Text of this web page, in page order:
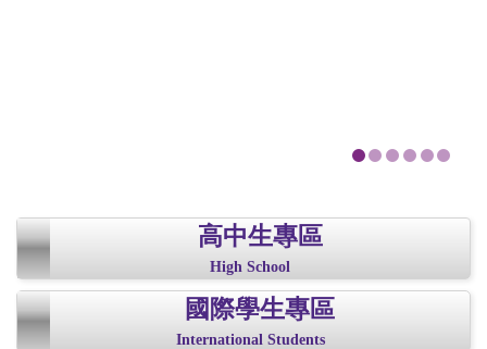
高中生專區
High School
國際學生專區
International Students